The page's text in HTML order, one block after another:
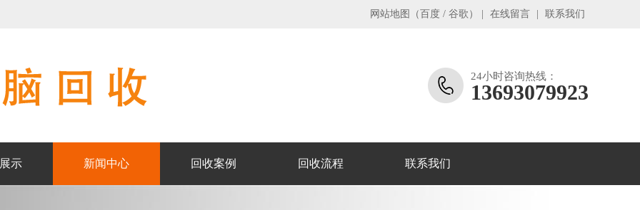
网站地图 （ 百度 / 谷歌 ） 在线留言 联系我们
24小时咨询热线：
13693079923
示 新闻中心 回收案例 回收流程 联系我们